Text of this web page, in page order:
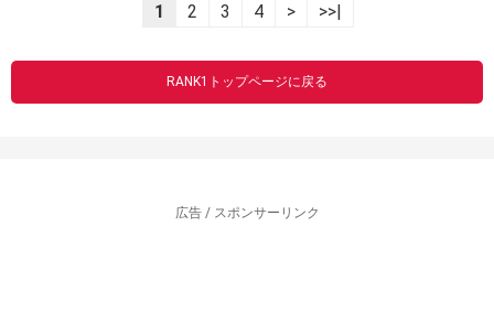
1 2 3 4 > >>|
RANK1トップページに戻る
広告 / スポンサーリンク